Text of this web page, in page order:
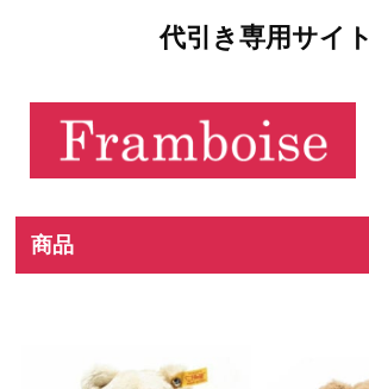
代引き専用サイト
ホーム
商品